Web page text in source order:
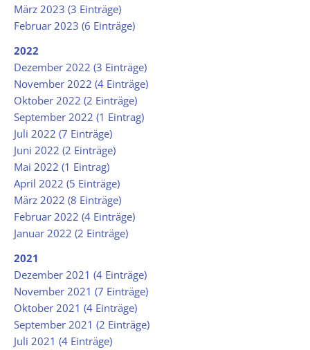
März 2023 (3 Einträge)
Februar 2023 (6 Einträge)
2022
Dezember 2022 (3 Einträge)
November 2022 (4 Einträge)
Oktober 2022 (2 Einträge)
September 2022 (1 Eintrag)
Juli 2022 (7 Einträge)
Juni 2022 (2 Einträge)
Mai 2022 (1 Eintrag)
April 2022 (5 Einträge)
März 2022 (8 Einträge)
Februar 2022 (4 Einträge)
Januar 2022 (2 Einträge)
2021
Dezember 2021 (4 Einträge)
November 2021 (7 Einträge)
Oktober 2021 (4 Einträge)
September 2021 (2 Einträge)
Juli 2021 (4 Einträge)